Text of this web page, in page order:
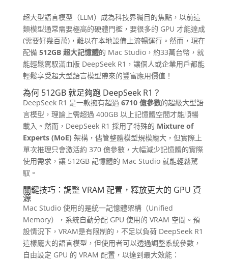
超大型語言模型（LLM）成為科技界矚目的焦點，以前這
類模型通常需要極高的硬體門檻，要很多的 GPU 才能達成
(需要好幾百萬)，難以在本地設備上流暢運行。然而，現在
配備 512GB 超大記憶體的 Mac Studio，約33萬台幣，就
能輕鬆駕馭滿血版 DeepSeek R1，讓個人或企業用戶都能
輕鬆享受超大型語言模型帶來的豐富應用價值！
為何 512GB 就足夠跑 DeepSeek R1？
DeepSeek R1 是一款擁有超過 6710 億參數的超級大型語
言模型，理論上需超過 400GB 以上記憶體空間才能順暢
載入。然而，DeepSeek R1 採用了特殊的 Mixture of
Experts (MoE) 架構，儘管整體模型規模龐大，但實際上
單次推理只會激活約 370 億參數，大幅減少記憶體的實際
使用需求，讓 512GB 記憶體的 Mac Studio 就能輕鬆駕
馭。
關鍵技巧：調整 VRAM 配置，釋放更大的 GPU 資
源
Mac Studio 使用的是統一記憶體架構（Unified
Memory），系統自動分配 GPU 使用的 VRAM 空間。預
設情況下，VRAM是有限制的，不足以負荷 DeepSeek R1
這樣龐大的語言模型，但使用者可以透過調整系統參數，
自由設定 GPU 的 VRAM 配置，以達到最大效能：